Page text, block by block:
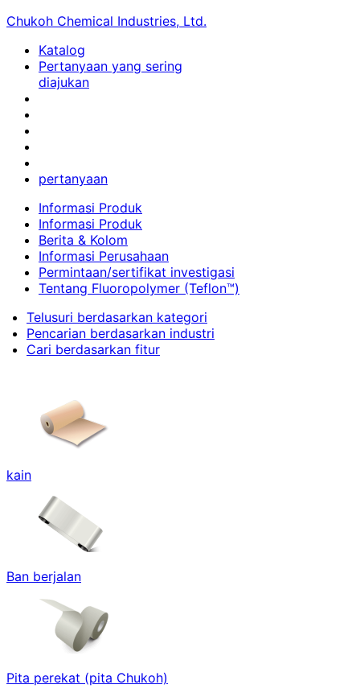
Chukoh Chemical Industries, Ltd.
Katalog
Pertanyaan yang sering
diajukan
pertanyaan
Informasi Produk
Informasi Produk
Berita & Kolom
Informasi Perusahaan
Permintaan/sertifikat investigasi
Tentang Fluoropolymer (Teflon™)
Telusuri berdasarkan kategori
Pencarian berdasarkan industri
Cari berdasarkan fitur
kain
Ban berjalan
Pita perekat (pita Chukoh)